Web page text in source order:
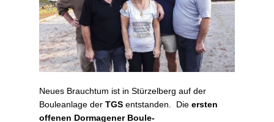
Neues Brauchtum ist in Stürzelberg auf der
Bouleanlage der TGS entstanden. Die ersten
offenen Dormagener Boule-